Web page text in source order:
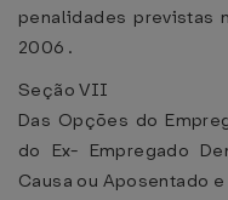
penalidades previstas
2006 .
Seção VII
Das Opções do
do Ex- Empregado
Causa ou Aposentado